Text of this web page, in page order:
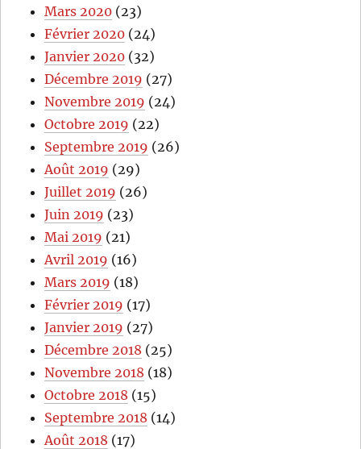
Mars 2020 (23)
Février 2020 (24)
Janvier 2020 (32)
Décembre 2019 (27)
Novembre 2019 (24)
Octobre 2019 (22)
Septembre 2019 (26)
Août 2019 (29)
Juillet 2019 (26)
Juin 2019 (23)
Mai 2019 (21)
Avril 2019 (16)
Mars 2019 (18)
Février 2019 (17)
Janvier 2019 (27)
Décembre 2018 (25)
Novembre 2018 (18)
Octobre 2018 (15)
Septembre 2018 (14)
Août 2018 (17)